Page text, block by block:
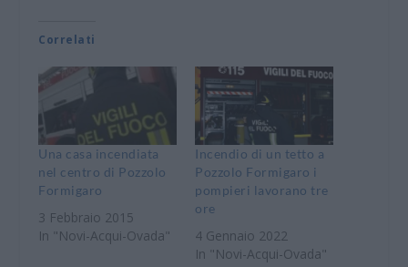
Correlati
Una casa incendiata
nel centro di Pozzolo
Formigaro
3 Febbraio 2015
In "Novi-Acqui-Ovada"
Incendio di un tetto a
Pozzolo Formigaro i
pompieri lavorano tre
ore
4 Gennaio 2022
In "Novi-Acqui-Ovada"